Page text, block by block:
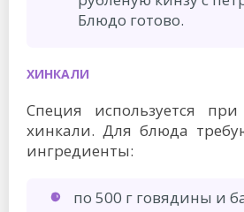
Блюдо готово.
ХИНКАЛИ
Специя используется
хинкали. Для блюда
ингредиенты:
по 500 г говядины и